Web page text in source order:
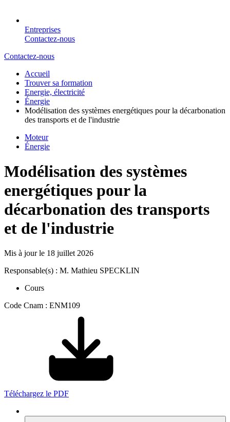
Entreprises
Contactez-nous
Contactez-nous
Accueil
Trouver sa formation
Energie, électricité
Énergie
Modélisation des systèmes energétiques pour la décarbonation
des transports et de l'industrie
Moteur
Énergie
Modélisation des systèmes
energétiques pour la
décarbonation des transports
et de l'industrie
Mis à jour le 18 juillet 2026
Responsable(s) : M. Mathieu SPECKLIN
Cours
Code Cnam : ENM109
Téléchargez le PDF